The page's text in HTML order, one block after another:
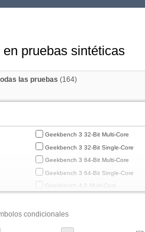
pruebas sintéticas
las pruebas (164)
Geekbench 3 32-Bit Multi-Core
Geekbench 3 32-Bit Single-Core
Geekbench 3 64-Bit Multi-Core
Geekbench 3 64-Bit Single-Core
Geekbench 4.0 Multi-Core
Geekbench 4.4 Multi-Core
condicionales